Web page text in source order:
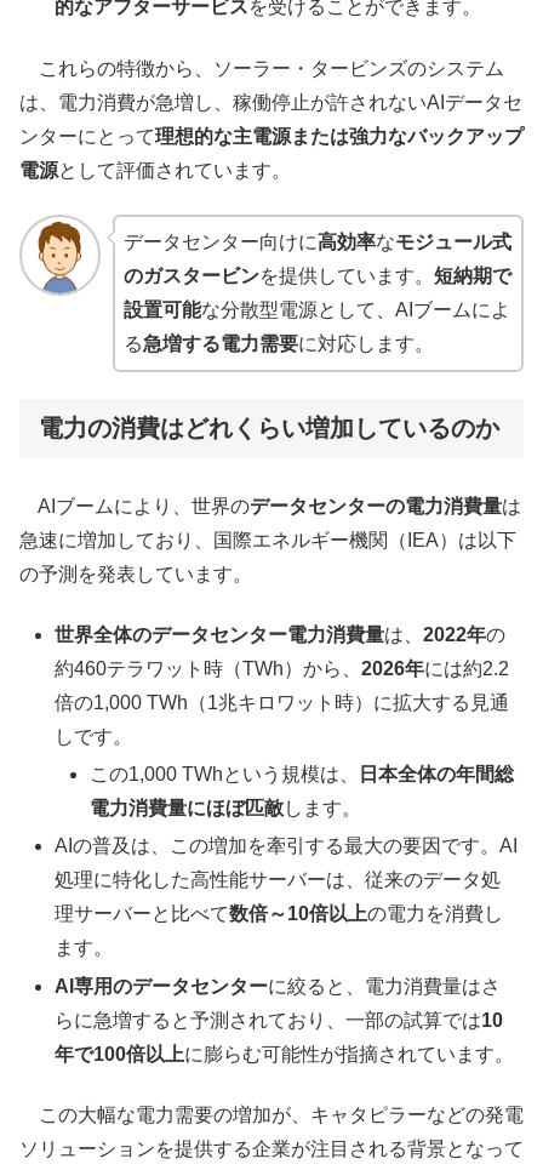
的なアフターサービスを受けることができます。
これらの特徴から、ソーラー・タービンズのシステム
は、電力消費が急増し、稼働停止が許されないAIデータセ
ンターにとって理想的な主電源または強力なバックアップ
電源として評価されています。
データセンター向けに高効率なモジュール式
のガスタービンを提供しています。 短納期で
設置可能な分散型電源として、AIブームによ
る急増する電力需要に対応します。
電力の消費はどれくらい増加しているのか
AIブームにより、世界のデータセンターの電力消費量は
急速に増加しており、国際エネルギー機関（IEA）は以下
の予測を発表しています。
世界全体のデータセンター電力消費量は、2022年の
約460テラワット時（TWh）から、2026年には約2.2
倍の1,000 TWh（1兆キロワット時）に拡大する見通
しです。
この1,000 TWhという規模は、
日本全体の年間総
電力消費量にほぼ匹敵します。
AIの普及は、この増加を牽引する最大の要因です。AI
処理に特化した高性能サーバーは、従来のデータ処
理サーバーと比べて数倍～10倍以上の電力を消費し
ます。
AI専用のデータセンターに絞ると、電力消費量はさ
らに急増すると予測されており、一部の試算では10
年で100倍以上に膨らむ可能性が指摘されています。
この大幅な電力需要の増加が、キャタピラーなどの発電
ソリューションを提供する企業が注目される背景となって